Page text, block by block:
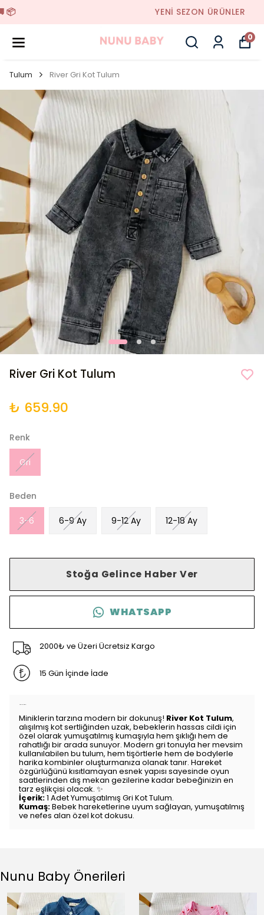
YENI SEZON ÜRÜNLER
0
Tulum River Gri Kot Tulum
River Gri Kot Tulum
₺ 659.90
Renk
Gri
Beden
3-6 6-9 Ay 9-12 Ay 12-18 Ay
Stoğa Gelince Haber Ver
WHATSAPP
2000₺ ve Üzeri Ücretsiz Kargo
15 Gün İçinde İade
Miniklerin tarzına modern bir dokunuş! River Kot Tulum,
alışılmış kot sertliğinden uzak, bebeklerin hassas cildi için
özel olarak yumuşatılmış kumaşıyla hem şıklığı hem de
rahatlığı bir arada sunuyor. Modern gri tonuyla her mevsim
kullanılabilen bu tulum, hem tişörtlerle hem de bodylerle
harika kombinler oluşturmanıza olanak tanır. Hareket
özgürlüğünü kısıtlamayan esnek yapısı sayesinde oyun
saatlerinden dış mekan gezilerine kadar bebeğinizin en
tarz eşlikçisi olacak. ✨
İçerik:1 Adet Yumuşatılmış Gri Kot Tulum.
Kumaş:Bebek hareketlerine uyum sağlayan, yumuşatılmış
ve nefes alan özel kot dokusu.
Nunu Baby Önerileri